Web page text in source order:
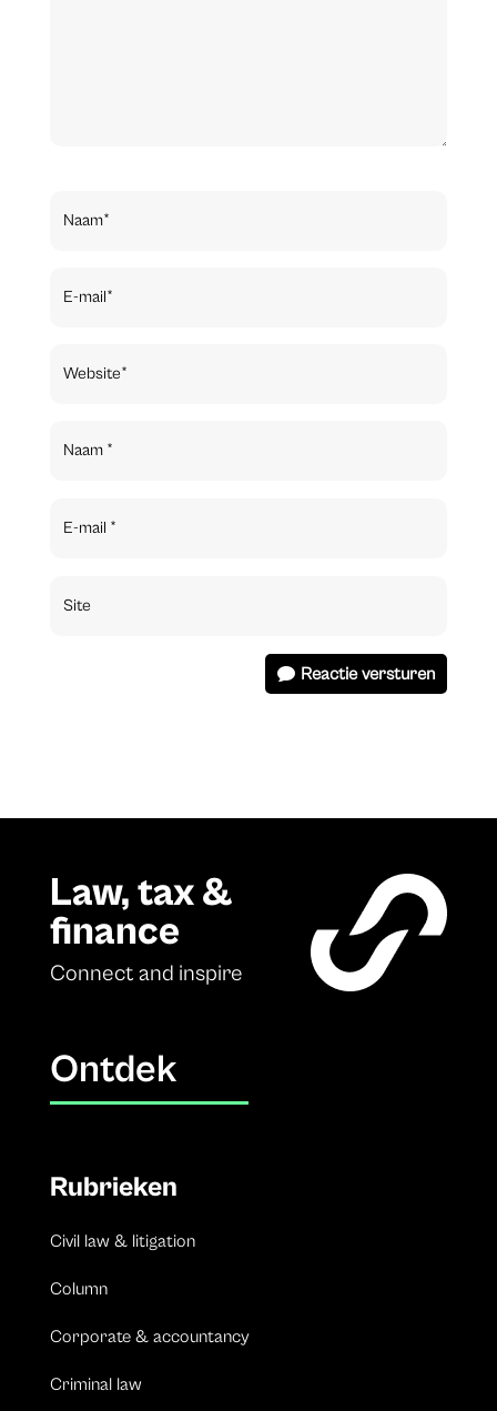
Reactie versturen
Law, tax &
finance
Connect and inspire
Ontdek
Rubrieken
Civil law & litigation
Column
Corporate & accountancy
Criminal law